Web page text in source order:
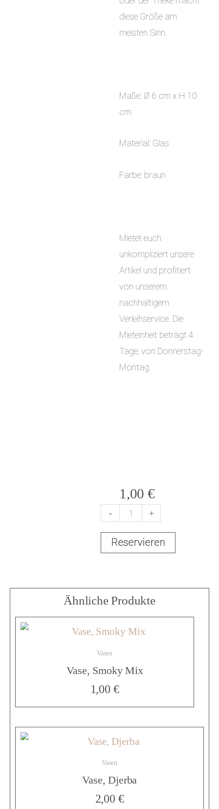
diese Größe am
meisten Sinn.
Maße: Ø 6 cm x H 10
cm
Material: Glas
Farbe: braun
Mietet euch
unkompliziert unsere
Artikel und profitiert
von unserem
nachhaltigem
Verleihservice. Die
Mieteinheit beträgt 4
Tage, von Donnerstag-
Montag.
1,00 €
-
V
a
s
e
,
P
h
a
+
Reservieren
Ähnliche Produkte
Vasen
Vase, Smoky Mix
1,00 €
Vasen
Vase, Djerba
2,00 €